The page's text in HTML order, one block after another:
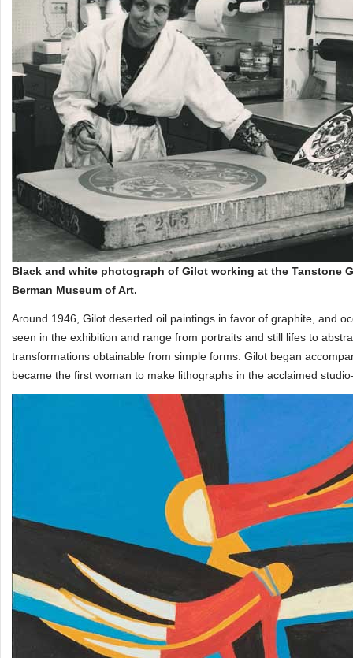
Black and white photograph of Gilot working at the Tanstone
Berman Museum of Art.
Around 1946, Gilot deserted oil paintings in favor of graphite, and
seen in the exhibition and range from portraits and still lifes to
transformations obtainable from simple forms. Gilot began
became the first woman to make lithographs in the acclaimed